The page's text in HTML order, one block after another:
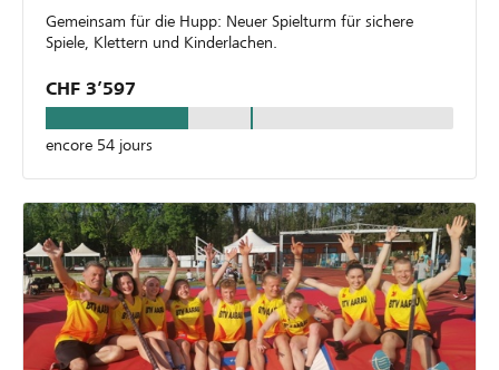
Gemeinsam für die Hupp: Neuer Spielturm für sichere
Spiele, Klettern und Kinderlachen.
CHF 3’597
encore 54 jours